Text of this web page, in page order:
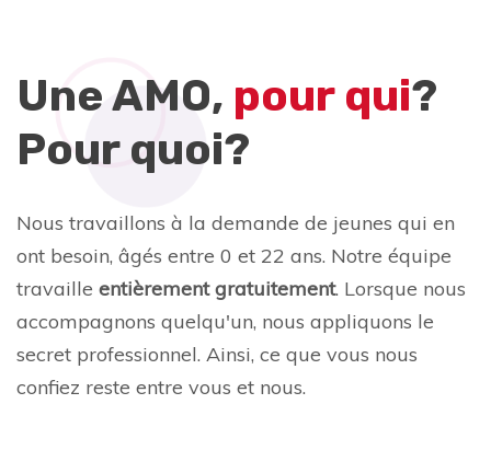
Une AMO, pour qui?
Pour quoi?
Nous travaillons à la demande de jeunes qui en
ont besoin, âgés entre 0 et 22 ans. Notre équipe
travaille entièrement gratuitement. Lorsque nous
accompagnons quelqu'un, nous appliquons le
secret professionnel. Ainsi, ce que vous nous
confiez reste entre vous et nous.